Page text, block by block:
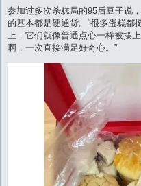
参加过多次杀糕局的95后豆子说
的基本都是硬通货。“很多蛋糕都
上，它们就像普通点心一样被摆
啊，一次直接满足好奇心。”